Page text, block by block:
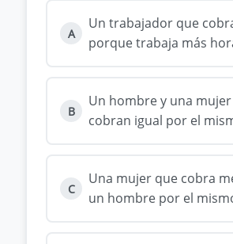
A
Un trabajador que
porque trabaja más
B
Un hombre y una
cobran igual por el
C
Una mujer que cobra
un hombre por el